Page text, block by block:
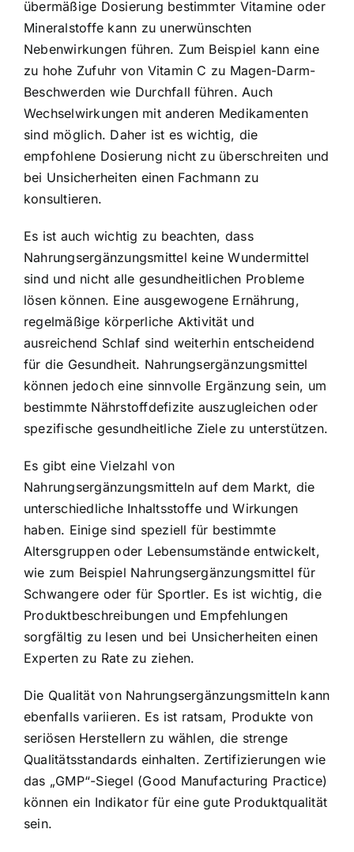
übermäßige Dosierung bestimmter Vitamine oder
Mineralstoffe kann zu unerwünschten
Nebenwirkungen führen. Zum Beispiel kann eine
zu hohe Zufuhr von Vitamin C zu Magen-Darm-
Beschwerden wie Durchfall führen. Auch
Wechselwirkungen mit anderen Medikamenten
sind möglich. Daher ist es wichtig, die
empfohlene Dosierung nicht zu überschreiten und
bei Unsicherheiten einen Fachmann zu
konsultieren.
Es ist auch wichtig zu beachten, dass
Nahrungsergänzungsmittel keine Wundermittel
sind und nicht alle gesundheitlichen Probleme
lösen können. Eine ausgewogene Ernährung,
regelmäßige körperliche Aktivität und
ausreichend Schlaf sind weiterhin entscheidend
für die Gesundheit. Nahrungsergänzungsmittel
können jedoch eine sinnvolle Ergänzung sein, um
bestimmte Nährstoffdefizite auszugleichen oder
spezifische gesundheitliche Ziele zu unterstützen.
Es gibt eine Vielzahl von
Nahrungsergänzungsmitteln auf dem Markt, die
unterschiedliche Inhaltsstoffe und Wirkungen
haben. Einige sind speziell für bestimmte
Altersgruppen oder Lebensumstände entwickelt,
wie zum Beispiel Nahrungsergänzungsmittel für
Schwangere oder für Sportler. Es ist wichtig, die
Produktbeschreibungen und Empfehlungen
sorgfältig zu lesen und bei Unsicherheiten einen
Experten zu Rate zu ziehen.
Die Qualität von Nahrungsergänzungsmitteln kann
ebenfalls variieren. Es ist ratsam, Produkte von
seriösen Herstellern zu wählen, die strenge
Qualitätsstandards einhalten. Zertifizierungen wie
das „GMP“-Siegel (Good Manufacturing Practice)
können ein Indikator für eine gute Produktqualität
sein.